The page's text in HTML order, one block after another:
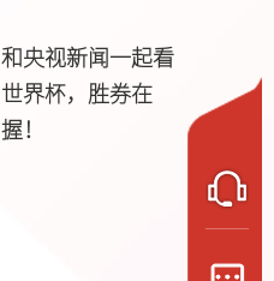
和央视新闻一起看
世界杯，胜券在
握！